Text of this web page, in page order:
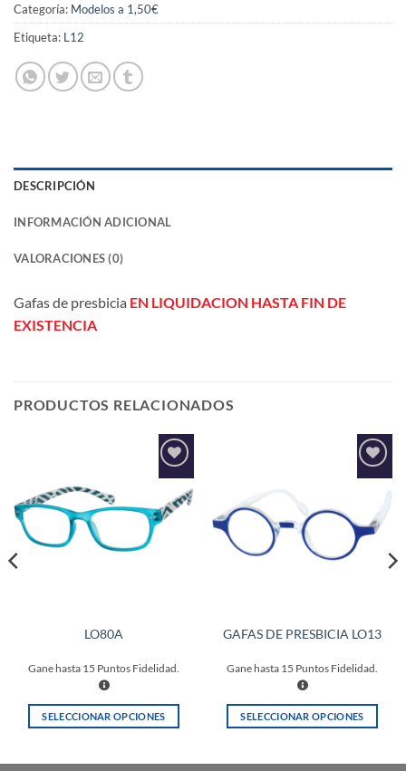
Categoría: Modelos a 1,50€
Etiqueta: L12
DESCRIPCIÓN
INFORMACIÓN ADICIONAL
VALORACIONES (0)
Gafas de presbicia EN LIQUIDACION HASTA FIN DE
EXISTENCIA
PRODUCTOS RELACIONADOS
Añadir
lista de
deseos
LO80A
Gane hasta 15 Puntos Fidelidad.
SELECCIONAR OPCIONES
Añadir
deseos
GAFAS DE PRESBICIA LO13
Gane hasta 15 Puntos Fidelidad.
SELECCIONAR OPCIONES